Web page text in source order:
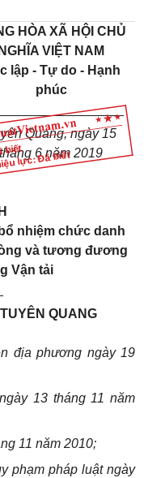
biếtlực: Đã biết
HÒA XÃ HỘI CHỦ
NGHĨA VIỆT NAM
lập - Tự do - Hạnh
phúc
Quang, ngày 15
tháng 6 năm 2019
nhiệm chức danh
và tương đương
Vận tải
QUANG
địa phương ngày 19
13 tháng 11 năm
11 năm 2010;
phạm pháp luật ngày